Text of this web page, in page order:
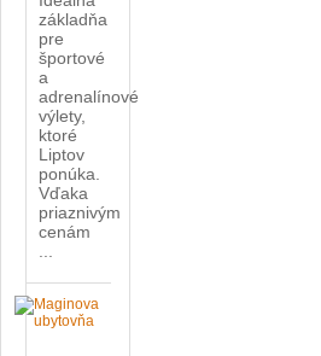
základňa
pre
športové
a
adrenalínové
výlety,
ktoré
Liptov
ponúka.
Vďaka
priaznivým
cenám